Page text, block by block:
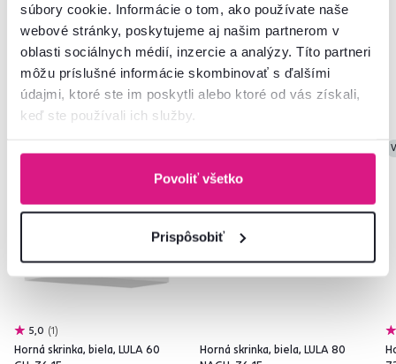
súbory cookie. Informácie o tom, ako používate naše
webové stránky, poskytujeme aj našim partnerom v
oblasti sociálnych médií, inzercie a analýzy. Títo partneri
môžu príslušné informácie skombinovať s ďalšími
údajmi, ktoré ste im poskytli alebo ktoré od vás získali,
keď ste používali ich služby.
Povoliť všetko
Prispôsobiť
Podobné produkty
5,0 1
Horná skrinka, biela, LULA 60
Horná skrinka, biela, LULA 80